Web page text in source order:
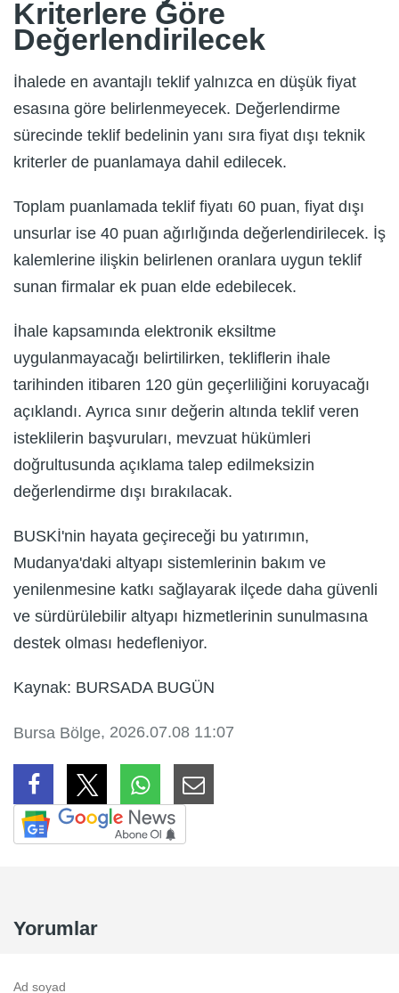
Kriterlere Göre
Değerlendirilecek
İhalede en avantajlı teklif yalnızca en düşük fiyat
esasına göre belirlenmeyecek. Değerlendirme
sürecinde teklif bedelinin yanı sıra fiyat dışı teknik
kriterler de puanlamaya dahil edilecek.
Toplam puanlamada teklif fiyatı 60 puan, fiyat dışı
unsurlar ise 40 puan ağırlığında değerlendirilecek. İş
kalemlerine ilişkin belirlenen oranlara uygun teklif
sunan firmalar ek puan elde edebilecek.
İhale kapsamında elektronik eksiltme
uygulanmayacağı belirtilirken, tekliflerin ihale
tarihinden itibaren 120 gün geçerliliğini koruyacağı
açıklandı. Ayrıca sınır değerin altında teklif veren
isteklilerin başvuruları, mevzuat hükümleri
doğrultusunda açıklama talep edilmeksizin
değerlendirme dışı bırakılacak.
BUSKİ'nin hayata geçireceği bu yatırımın,
Mudanya'daki altyapı sistemlerinin bakım ve
yenilenmesine katkı sağlayarak ilçede daha güvenli
ve sürdürülebilir altyapı hizmetlerinin sunulmasına
destek olması hedefleniyor.
Kaynak: BURSADA BUGÜN
Bursa Bölge, 2026.07.08 11:07
Yorumlar